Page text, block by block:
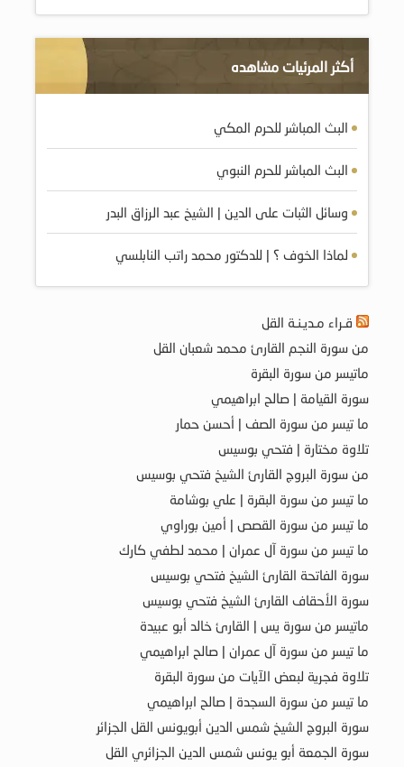
أكثر المرئيات مشاهده
البث المباشر للحرم المكي
البث المباشر للحرم النبوي
وسائل الثبات على الدين | الشيخ عبد الرزاق البدر
لماذا الخوف ؟ | للدكتور محمد راتب النابلسي
قـراء مـديـنـة القل
من سورة النجم القارئ محمد شعبان القل
ماتيسر من سورة البقرة
سورة القيامة | صالح ابراهيمي
ما تيسر من سورة الصف | أحسن حمار
تلاوة مختارة | فتحي بوسيس
من سورة البروج القارئ الشيخ فتحي بوسيس
ما تيسر من سورة البقرة | علي بوشامة
ما تيسر من سورة القصص | أمين بوراوي
ما تيسر من سورة آل عمران | محمد لطفي كارك
سورة الفاتحة القارئ الشيخ فتحي بوسيس
سورة الأحقاف القارئ الشيخ فتحي بوسيس
ماتيسر من سورة يس | القارئ خالد أبو عبيدة
ما تيسر من سورة آل عمران | صالح ابراهيمي
تلاوة فجرية لبعض الآيات من سورة البقرة
ما تيسر من سورة السجدة | صالح ابراهيمي
سورة البروج الشيخ شمس الدين أبويونس القل الجزائر
سورة الجمعة أبو يونس شمس الدين الجزائري القل